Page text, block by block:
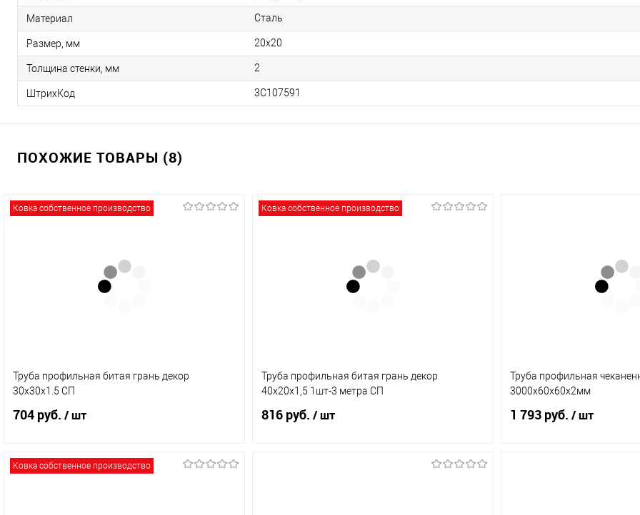
Материал Сталь
Размер, мм 20x20
Толщина стенки, мм 2
ШтрихКод 3С107591
ПОХОЖИЕ ТОВАРЫ (8)
Ковка собственное производство
Труба профильная битая грань декор
30х30х1.5 СП
704 руб. / шт
В корзину
Ковка собственное производство
Труба профильная битая грань декор
40х20х1,5 1шт-3 метра СП
816 руб. / шт
Труба профильная
3000х60х60х2мм
1 793 руб. / шт
Ковка собственное производство